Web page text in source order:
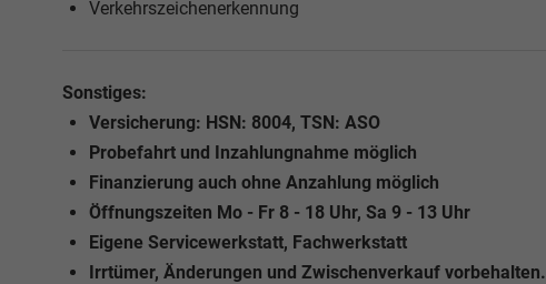
Verkehrszeichenerkennung
Sonstiges:
Versicherung: HSN: 8004, TSN: ASO
Probefahrt und Inzahlungnahme möglich
Finanzierung auch ohne Anzahlung möglich
Öffnungszeiten Mo - Fr 8 - 18 Uhr, Sa 9 - 13 Uhr
Eigene Servicewerkstatt, Fachwerkstatt
Irrtümer, Änderungen und Zwischenverkauf vorbehalten.